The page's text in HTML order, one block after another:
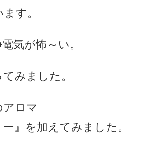
す。
気が怖～い。
みました。
ロマ
ー』を加えてみました。